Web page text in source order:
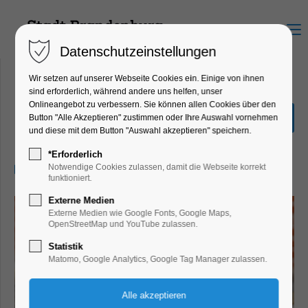
Menu
Mops-Führung
Führung, Highlight, Themenführung
06.09.2026, 14:30–16:30
Datenschutzeinstellungen
Wir setzen auf unserer Webseite Cookies ein. Einige von ihnen
sind erforderlich, während andere uns helfen, unser
Onlineangebot zu verbessern. Sie können allen Cookies über den
Button "Alle Akzeptieren" zustimmen oder Ihre Auswahl vornehmen
und diese mit dem Button "Auswahl akzeptieren" speichern.
*Erforderlich
Notwendige Cookies zulassen, damit die Webseite korrekt
funktioniert.
Externe Medien
Externe Medien wie Google Fonts, Google Maps,
OpenStreetMap und YouTube zulassen.
Statistik
Matomo, Google Analytics, Google Tag Manager zulassen.